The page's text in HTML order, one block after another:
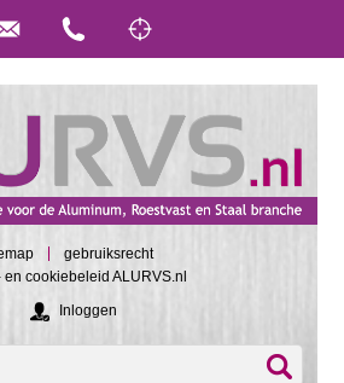
gebruiksrecht
en cookiebeleid ALURVS.nl
Inloggen